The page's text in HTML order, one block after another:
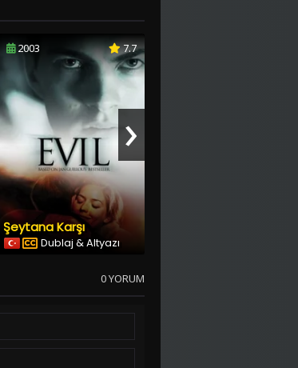
2003 7.7
Şeytana Karşı
Dublaj & Altyazı
›
0 YORUM